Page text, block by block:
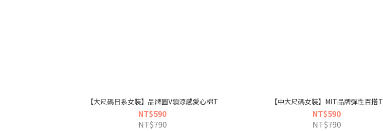
【大尺碼日系女裝】品牌圓V領涼感愛心棉T
NT$590
NT$790
【中大尺碼女裝】MIT品牌彈性百搭T
NT$590
NT$790